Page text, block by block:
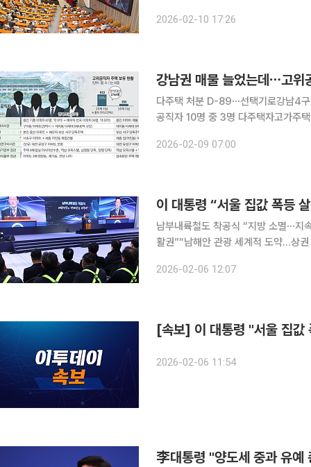
과 한미관계 신뢰 저하를 동시에 부각
2026-02-10 17:26
다주택 처분 D-89⋯선택기로강남4
공직자 10명 중 3명 다주택자고가주택 거래로 이어질지
반응하는 가운데, 다주택 고위공직자
2026-02-09 07:00
남부내륙철도 착공식 “지방 소멸⋯지
활권”“남해안 관광 세계적 도약…상
사람과 지역을 잇고 기회를 연결하며
2026-02-06 12:07
[속보] 이 대통령 "서울 집값
2026-02-06 11:54
李대통령 "양도세 중과 유